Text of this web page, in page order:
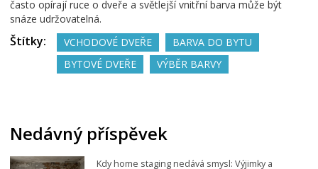
často opírají ruce o dveře a světlejší vnitřní barva může být
snáze udržovatelná.
Štítky: VCHODOVÉ DVEŘE
BARVA DO BYTU
BYTOVÉ DVEŘE
VÝBĚR BARVY
Nedávný příspěvek
Kdy home staging nedává smysl: Výjimky a